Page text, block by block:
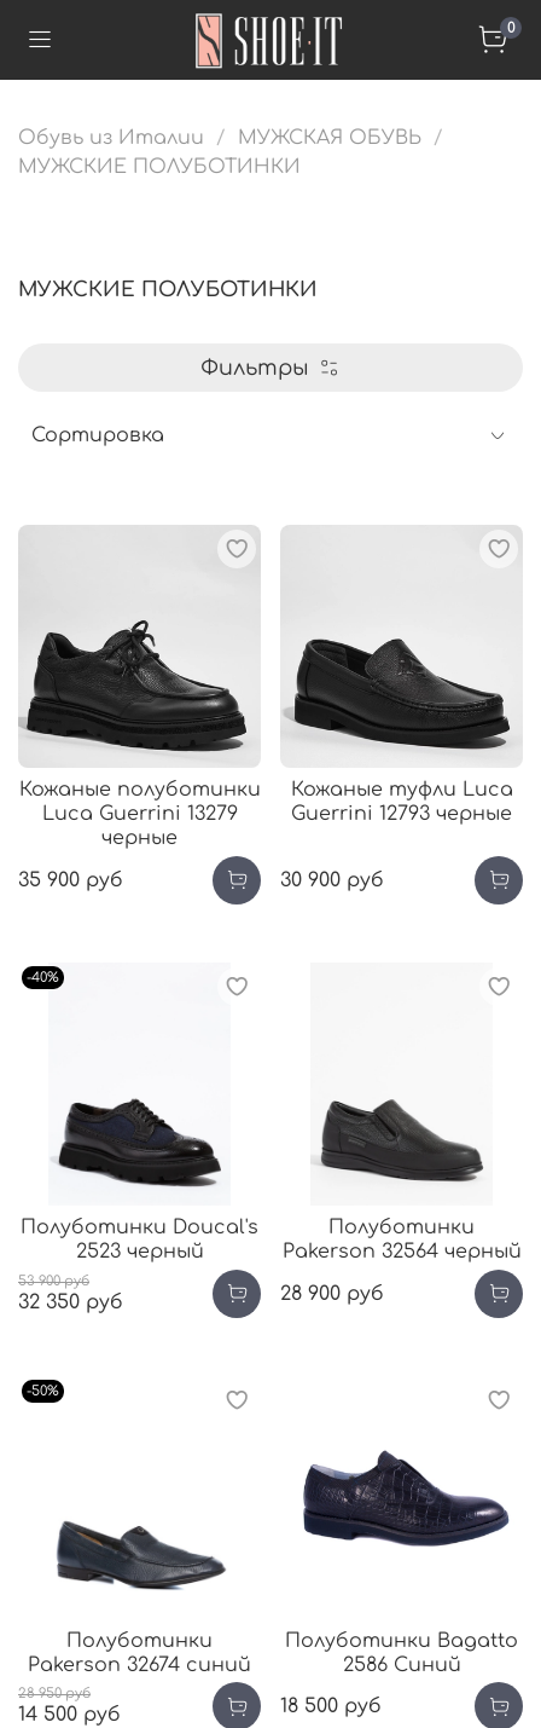
0
Обувь из Италии
МУЖСКАЯ ОБУВЬ
МУЖСКИЕ ПОЛУБОТИНКИ
МУЖСКИЕ ПОЛУБОТИНКИ
Фильтры
Кожаные полуботинки
Luca Guerrini 13279
черные
35 900 руб
Кожаные туфли Luca
Guerrini 12793 черные
30 900 руб
-40%
Полуботинки Doucal's
2523 черный
53 900 руб
32 350 руб
Полуботинки
Pakerson 32564 черный
28 900 руб
-50%
Полуботинки
Pakerson 32674 синий
28 950 руб
14 500 руб
Полуботинки Bagatto
2586 Синий
18 500 руб